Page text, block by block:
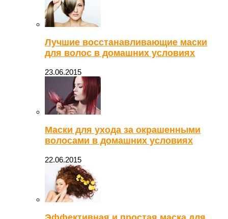
Лучшие восстанавливающие маски
для волос в домашних условиях
23.06.2015
Маски для ухода за окрашенными
волосами в домашних условиях
22.06.2015